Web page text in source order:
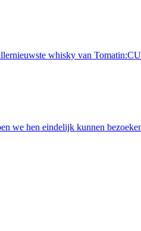
whisky van
we hen eindelijk kunnen